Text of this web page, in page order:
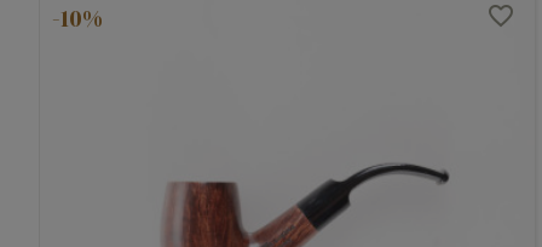
-10% favorite_border